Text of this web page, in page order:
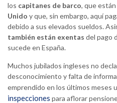
los capitanes de barco, que están
Unido y que, sin embargo, aquí
debido a sus elevados sueldos.
también están exentas del pago
sucede en España.
Muchos jubilados ingleses no
desconocimiento y falta de
emprendido en los últimos meses
inspecciones para aflorar